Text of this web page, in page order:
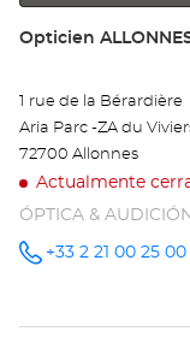
Tienda:
Opticien
1 rue de la Bérardière
Aria Parc -ZA du
72700 Allonnes
Actualmente
ÓPTICA & AUDICIÓN
número
+33 2 21 00 25 00